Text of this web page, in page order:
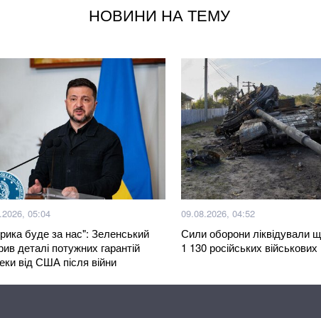
Уряд розширив
Українка
кишені
В Бахмуті
“Сонечко”, один у
Мукачівці
100%
давно
НОВИНИ НА ТЕМУ
05:04
буде за нас": Зеленський
деталі потужних гарантій
від США після війни
09.08.2026, 04:52
Сили оборони ліквідували
1 130 російських військових